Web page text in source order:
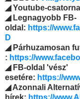
◢ Youtube-
◢ Legnagyobb FB-
oldal: https://
D
◢ Párhuzamosan
: https://
◢ FB-oldal 'vész'
esetére: https://
◢ Azonnali
hírek: https://